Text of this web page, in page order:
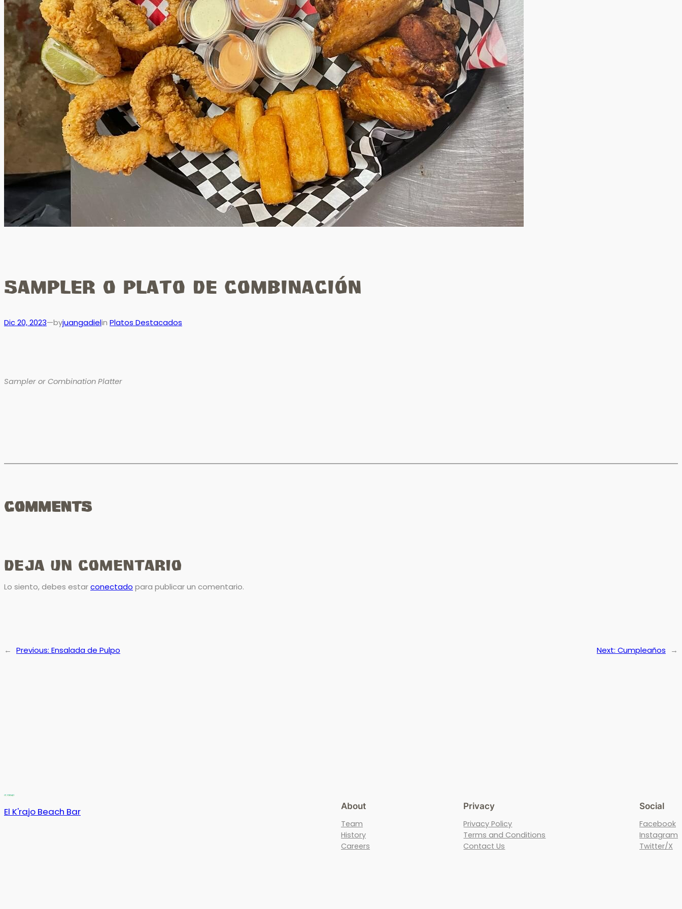
Sampler o Plato de Combinación
Dic 20, 2023—byjuangadielin Platos Destacados
Sampler or Combination Platter
Comments
Deja un comentario
Lo siento, debes estarconectado para publicar un comentario.
← Previous: Ensalada de Pulpo Next: Cumpleaños →
El K'rajo Beach Bar
About
Team
History
Careers
Privacy
Privacy Policy
Terms and Conditions
Contact Us
Social
Facebook
Instagram
Twitter/X